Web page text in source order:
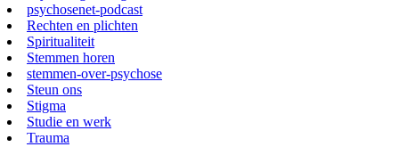
psychosenet-podcast
Rechten en plichten
Spiritualiteit
Stemmen horen
stemmen-over-psychose
Steun ons
Stigma
Studie en werk
Trauma